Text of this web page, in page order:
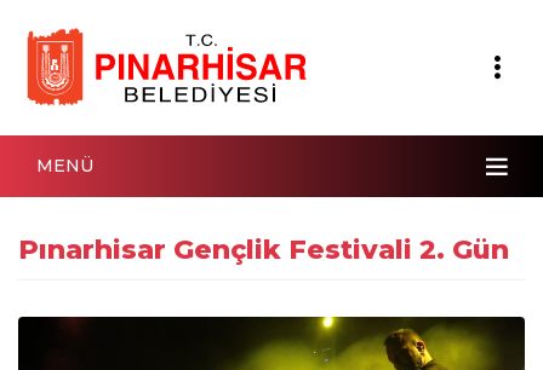
MENÜ
Pınarhisar Gençlik Festivali 2. Gün